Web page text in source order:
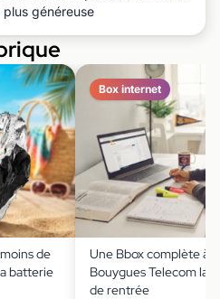
généreuse
de
batterie
Box internet
Une Bbox complète à
Bouygues Telecom
de rentrée